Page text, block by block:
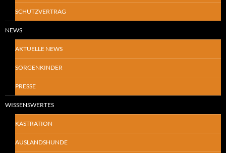
SCHUTZVERTRAG
NEWS
AKTUELLE NEWS
SORGENKINDER
PRESSE
WISSENSWERTES
KASTRATION
AUSLANDSHUNDE